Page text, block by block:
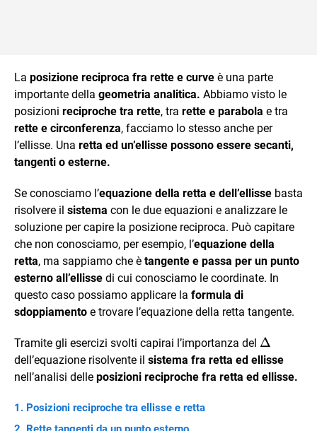
La posizione reciproca fra rette e curve è una parte
importante della geometria analitica. Abbiamo visto le
posizioni reciproche tra rette, tra rette e parabola e tra
rette e circonferenza, facciamo lo stesso anche per
l’ellisse. Una retta ed un’ellisse possono essere secanti,
tangenti o esterne.
Se conosciamo l’equazione della retta e dell’ellisse basta
risolvere il sistema con le due equazioni e analizzare le
soluzione per capire la posizione reciproca. Può capitare
che non conosciamo, per esempio, l’equazione della
retta, ma sappiamo che è tangente e passa per un punto
esterno all’ellisse di cui conosciamo le coordinate. In
questo caso possiamo applicare la formula di
sdoppiamento e trovare l’equazione della retta tangente.
Tramite gli esercizi svolti capirai l’importanza del \Delta
Δ
dell’equazione risolvente il sistema fra retta ed ellisse
nell’analisi delle posizioni reciproche fra retta ed ellisse.
Posizioni reciproche tra ellisse e retta